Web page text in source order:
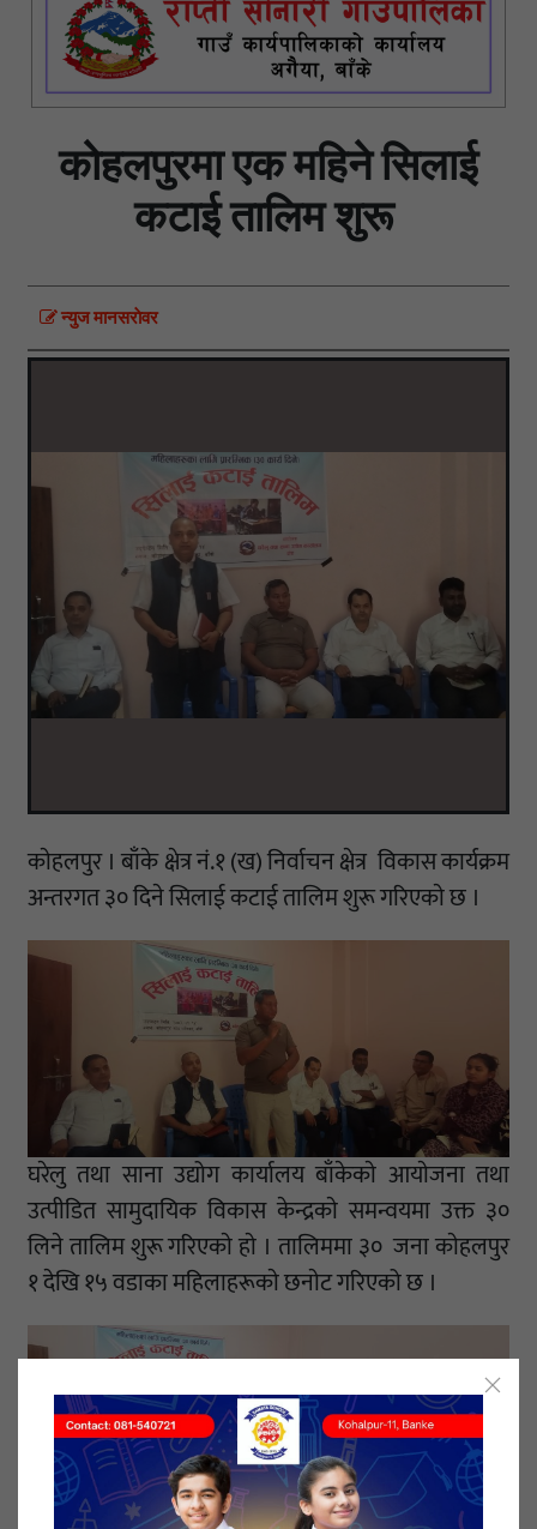
काेहलपुरमा एक महिने सिलाई
कटाई तालिम शुरू
न्युज मानसराेवर
काेहलपुर । बाँके क्षेत्र नं.१ (ख) निर्वाचन क्षेत्र विकास कार्यक्रम
अन्तरगत ३० दिने सिलाई कटाई तालिम शुरू गरिएकाे छ ।
घरेलु तथा साना उद्योग कार्यालय बाँकेकाे आयाेजना तथा
उत्पीडित सामुदायिक विकास केन्द्रकाे समन्वयमा उक्त ३०
लिने तालिम शुरू गरिएकाे हाे । तालिममा ३० जना काेहलपुर
१ देखि १५ वडाका महिलाहरूकाे छनाेट गरिएको छ ।